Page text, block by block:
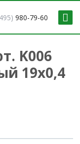
980-79-60
K006
19x0,4